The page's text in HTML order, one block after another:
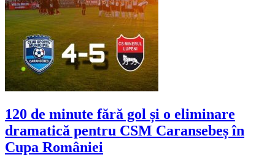
120 de minute fără gol și o eliminare
dramatică pentru CSM Caransebeș în
Cupa României